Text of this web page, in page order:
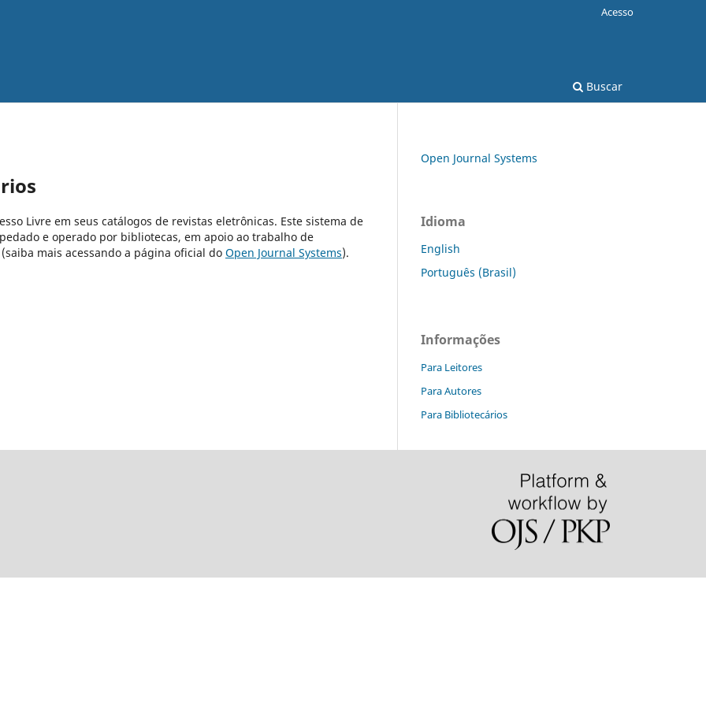
Buscar
Acesso
Livre em seus catálogos de revistas eletrônicas. Este sistema de
e operado por bibliotecas, em apoio ao trabalho de
mais acessando a página oficial do Open Journal Systems).
Open Journal Systems
Idioma
English
Português (Brasil)
Informações
Para Leitores
Para Autores
Para Bibliotecários